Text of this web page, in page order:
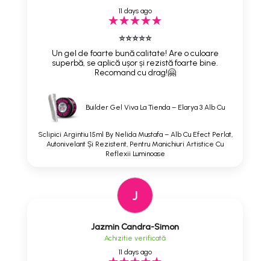
11 days ago
⭐⭐⭐⭐⭐
Un gel de foarte bună calitate! Are o culoare
superbă, se aplică ușor și rezistă foarte bine.
Recomand cu drag!🤗
Builder Gel Viva La Tienda – Elarya 3 Alb Cu
Sclipici Argintiu 15ml By Nelida Mustafa – Alb Cu Efect Perlat,
Autonivelant Și Rezistent, Pentru Manichiuri Artistice Cu
Reflexii Luminoase
J
Jazmin Candra-Simon
Achizitie verificată
11 days ago